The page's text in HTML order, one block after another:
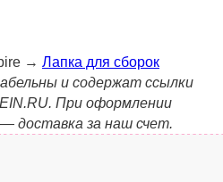
→ Лапка для сборок
и содержат ссылки
При оформлении
доставка за наш счет.